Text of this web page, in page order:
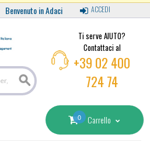
Benvenuto in Adaci ACCEDI
Ti serve AIUTO?
Contattaci al
+39 02 400
724 74
0 Carrello